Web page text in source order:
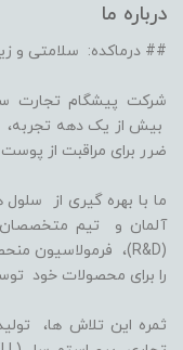
درباره ما
## درماکده: سلامتی و
شرکت پیشگام تجارت
بیش از یک دهه تجربه،
ضرر برای مراقبت از
آلمان و تیم متخصصان
را برای محصولات خود
ثمره این تلاش ها،